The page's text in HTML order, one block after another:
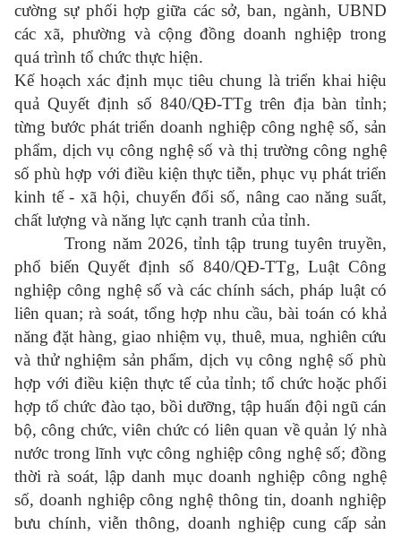
cường sự phối hợp giữa các sở, ban, ngành, UBND
các xã, phường và cộng đồng doanh nghiệp trong
quá trình tổ chức thực hiện.
Kế hoạch xác định mục tiêu chung là triển khai hiệu
quả Quyết định số 840/QĐ-TTg trên địa bàn tỉnh;
từng bước phát triển doanh nghiệp công nghệ số, sản
phẩm, dịch vụ công nghệ số và thị trường công nghệ
số phù hợp với điều kiện thực tiễn, phục vụ phát triển
kinh tế - xã hội, chuyển đổi số, nâng cao năng suất,
chất lượng và năng lực cạnh tranh của tỉnh.
Trong năm 2026, tỉnh tập trung tuyên truyền,
phổ biến Quyết định số 840/QĐ-TTg, Luật Công
nghiệp công nghệ số và các chính sách, pháp luật có
liên quan; rà soát, tổng hợp nhu cầu, bài toán có khả
năng đặt hàng, giao nhiệm vụ, thuê, mua, nghiên cứu
và thử nghiệm sản phẩm, dịch vụ công nghệ số phù
hợp với điều kiện thực tế của tỉnh; tổ chức hoặc phối
hợp tổ chức đào tạo, bồi dưỡng, tập huấn đội ngũ cán
bộ, công chức, viên chức có liên quan về quản lý nhà
nước trong lĩnh vực công nghiệp công nghệ số; đồng
thời rà soát, lập danh mục doanh nghiệp công nghệ
số, doanh nghiệp công nghệ thông tin, doanh nghiệp
bưu chính, viễn thông, doanh nghiệp cung cấp sản